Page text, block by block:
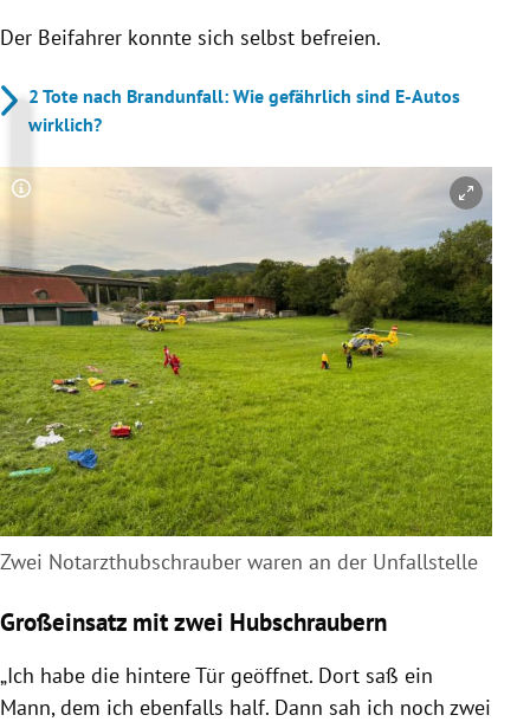
Der Beifahrer konnte sich selbst befreien.
2 Tote nach Brandunfall: Wie gefährlich sind E-Autos
wirklich?
Copyright-Hinweis öffnen/schließen
Zwei Notarzthubschrauber waren an der Unfallstelle
Großeinsatz mit zwei Hubschraubern
„Ich habe die hintere Tür geöffnet. Dort saß ein
Mann, dem ich ebenfalls half. Dann sah ich noch zwei